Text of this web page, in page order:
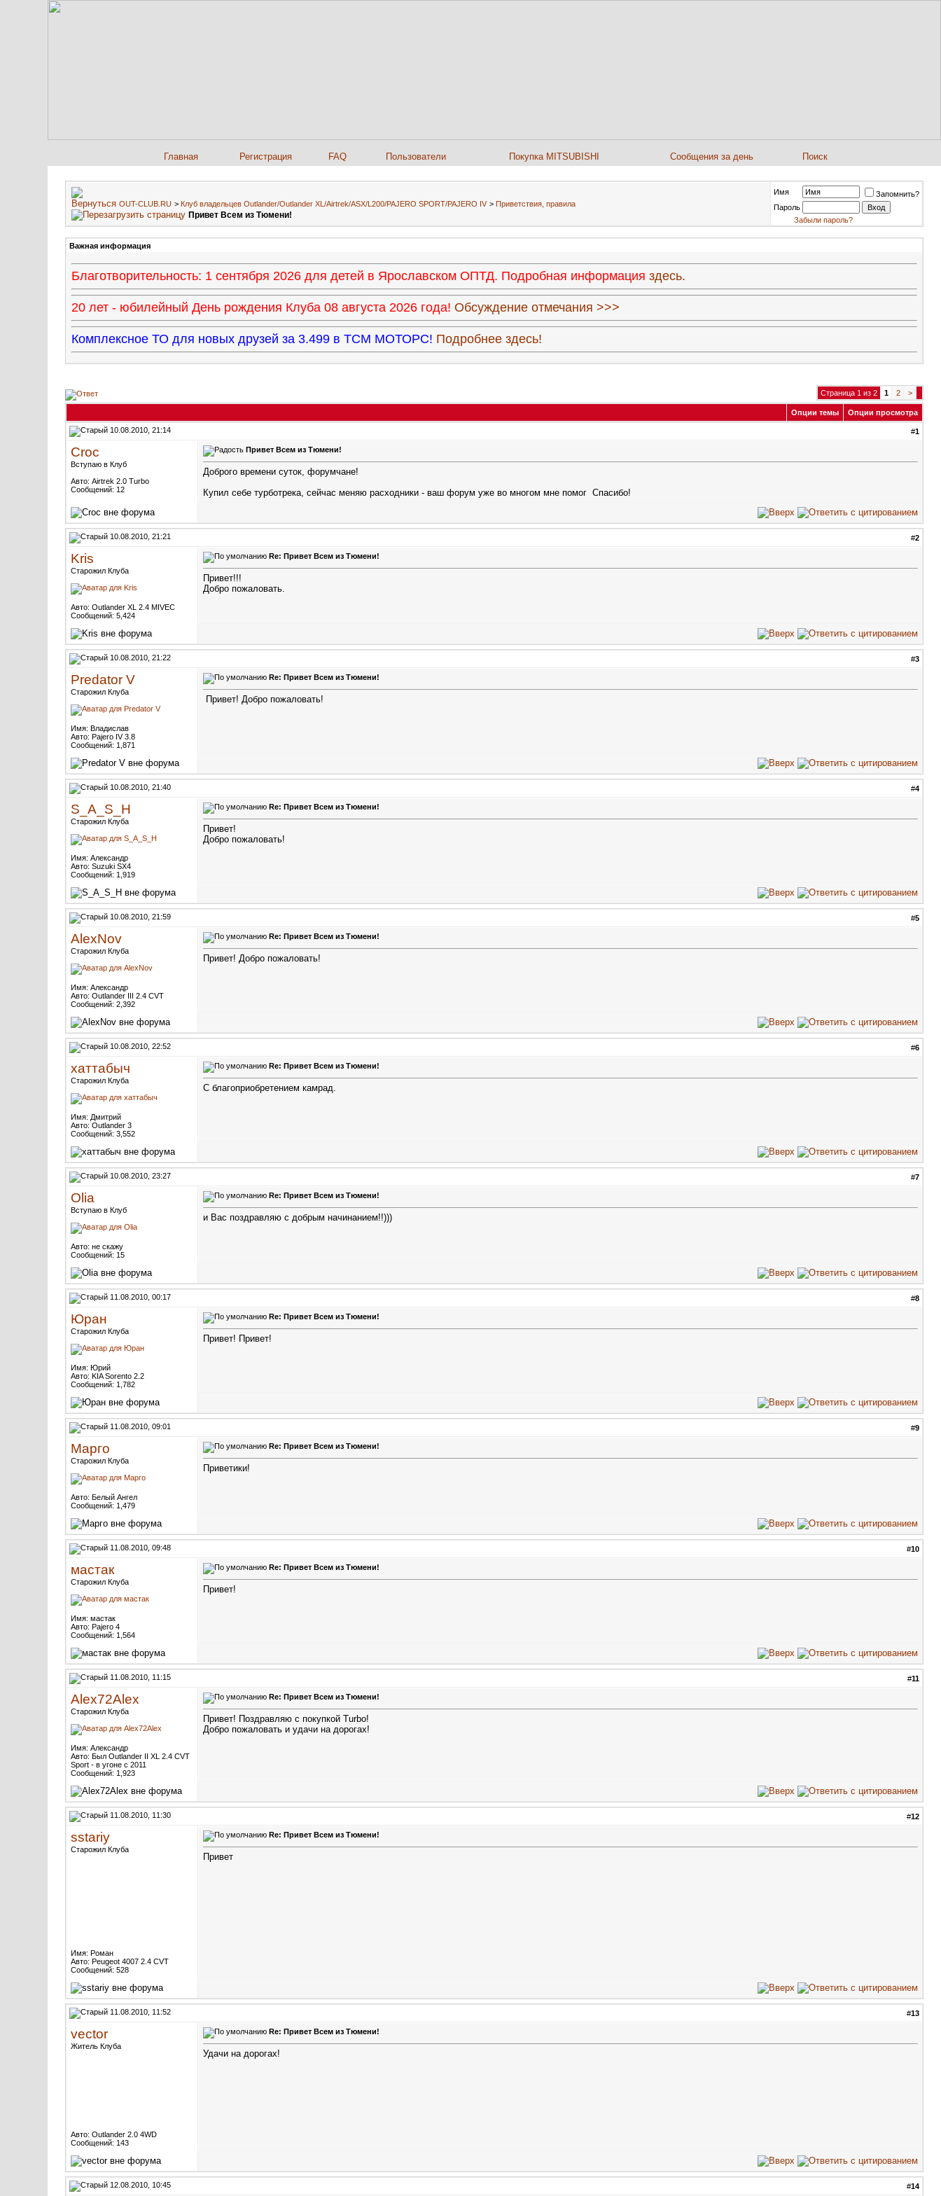
Главная Регистрация FAQ Пользователи Покупка MITSUBISHI Сообщения за день Поиск
OUT-CLUB.RU > Клуб владельцев Outlander/Outlander XL/Airtrek/ASX/L200/PAJERO SPORT/PAJERO IV > Приветствия, правила
Привет Всем из Тюмени!
Имя
Запомнить?
Пароль
Забыли пароль?
Важная информация
Благотворительность: 1 сентября 2026 для детей в Ярославском ОПТД. Подробная информация здесь.
20 лет - юбилейный День рождения Клуба 08 августа 2026 года! Обсуждение отмечания >>>
Комплексное ТО для новых друзей за 3.499 в ТСМ МОТОРС! Подробнее здесь!
Страница 1 из 2 1 2 >
Опции темы Опции просмотра
10.08.2010, 21:14 #1
Croc
Вступаю в Клуб
Авто: Airtrek 2.0 Turbo
Сообщений: 12
Привет Всем из Тюмени!
Доброго времени суток, форумчане!
Купил себе турботрека, сейчас меняю расходники - ваш форум уже во многом мне помог Спасибо!
10.08.2010, 21:21 #2
Kris
Старожил Клуба
Авто: Outlander XL 2.4 MIVEC
Сообщений: 5,424
Re: Привет Всем из Тюмени!
Привет!!!
Добро пожаловать.
10.08.2010, 21:22 #3
Predator V
Старожил Клуба
Имя: Владислав
Авто: Pajero IV 3.8
Сообщений: 1,871
Re: Привет Всем из Тюмени!
Привет! Добро пожаловать!
10.08.2010, 21:40 #4
S_A_S_H
Старожил Клуба
Имя: Александр
Авто: Suzuki SX4
Сообщений: 1,919
Re: Привет Всем из Тюмени!
Привет!
Добро пожаловать!
10.08.2010, 21:59 #5
AlexNov
Старожил Клуба
Имя: Александр
Авто: Outlander III 2.4 CVT
Сообщений: 2,392
Re: Привет Всем из Тюмени!
Привет! Добро пожаловать!
10.08.2010, 22:52 #6
хаттабыч
Старожил Клуба
Имя: Дмитрий
Авто: Outlander 3
Сообщений: 3,552
Re: Привет Всем из Тюмени!
С благоприобретением камрад.
10.08.2010, 23:27 #7
Olia
Вступаю в Клуб
Авто: не скажу
Сообщений: 15
Re: Привет Всем из Тюмени!
и Вас поздравляю с добрым начинанием!!)))
11.08.2010, 00:17 #8
Юран
Старожил Клуба
Имя: Юрий
Авто: KIA Sorento 2.2
Сообщений: 1,782
Re: Привет Всем из Тюмени!
Привет! Привет!
11.08.2010, 09:01 #9
Марго
Старожил Клуба
Авто: Белый Ангел
Сообщений: 1,479
Re: Привет Всем из Тюмени!
Приветики!
11.08.2010, 09:48 #10
мастак
Старожил Клуба
Имя: мастак
Авто: Pajero 4
Сообщений: 1,564
Re: Привет Всем из Тюмени!
Привет!
11.08.2010, 11:15 #11
Alex72Alex
Старожил Клуба
Имя: Александр
Авто: Был Outlander II XL 2.4 CVT
Sport - в угоне с 2011
Сообщений: 1,923
Re: Привет Всем из Тюмени!
Привет! Поздравляю с покупкой Turbo!
Добро пожаловать и удачи на дорогах!
11.08.2010, 11:30 #12
sstariy
Старожил Клуба
Re: Привет Всем из Тюмени!
Привет
vector
Ситрыч